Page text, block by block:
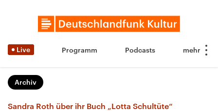
Live Programm Podcasts
Archiv
Sandra Roth über ihr Buch „Lotta Schultüte“